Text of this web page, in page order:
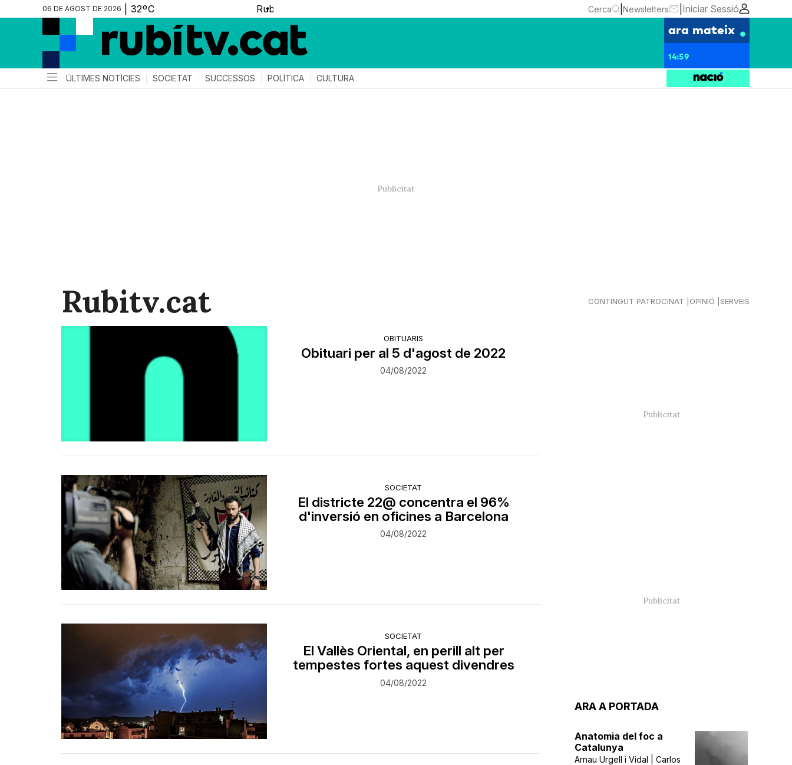
06 DE AGOST DE 2026 ▼ Cerca Newsletters Iniciar Sessió
ara mateix
14:59
ÚLTIMES NOTÍCIES SOCIETAT SUCCESSOS POLÍTICA CULTURA
Rubitv.cat CONTINGUT PATROCINAT OPINIÓ SERVEIS
OBITUARIS
Obituari per al 5 d'agost de 2022
04/08/2022
SOCIETAT
El districte 22@ concentra el 96%
d'inversió en oficines a Barcelona
04/08/2022
SOCIETAT
El Vallès Oriental, en perill alt per
tempestes fortes aquest divendres
04/08/2022
ARA A PORTADA
Anatomia del foc a
Catalunya
Arnau Urgell i Vidal | Carlos